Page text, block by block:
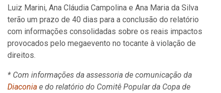
Luiz Marini, Ana Cláudia Campolina e Ana Maria da Silva
terão um prazo de 40 dias para a conclusão do relatório
com informações consolidadas sobre os reais impactos
provocados pelo megaevento no tocante à violação de
direitos.
* Com informações da assessoria de comunicação da
Diaconia e do relatório do Comitê Popular da Copa de